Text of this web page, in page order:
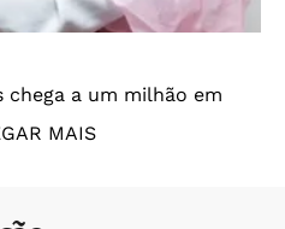
a um milhão em
MAIS